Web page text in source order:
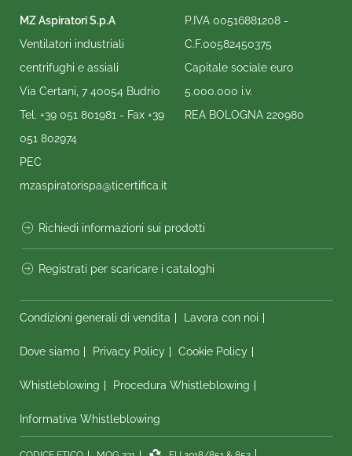
MZ Aspiratori S.p.A
Ventilatori industriali
centrifughi e assiali
Via Certani, 7 40054 Budrio
Tel. +39 051 801981 - Fax +39
051 802974
PEC
mzaspiratorispa@ticertifica.it
P.IVA 00516881208 -
C.F.00582450375
Capitale sociale euro
5.000.000 i.v.
REA BOLOGNA 220980
Richiedi informazioni sui prodotti
Registrati per scaricare i cataloghi
Condizioni generali di vendita Lavora con noi
Dove siamo Privacy Policy Cookie Policy
Whistleblowing Procedura Whistleblowing
Informativa Whistleblowing